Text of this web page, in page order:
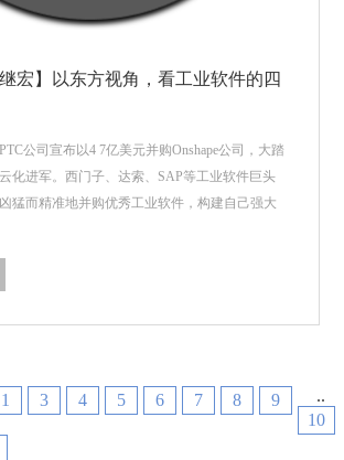
继宏】以东方视角，看工业软件的四
公司宣布以4 7亿美元并购Onshape公司，大踏
化进军。西门子、达索、SAP等工业软件巨头
猛而精准地并购优秀工业软件，构建自己强大
1 ..
3 4 5 6 7 8
9
10